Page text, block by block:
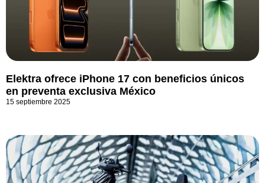
Elektra ofrece iPhone 17 con beneficios únicos
en preventa exclusiva México
15 septiembre 2025